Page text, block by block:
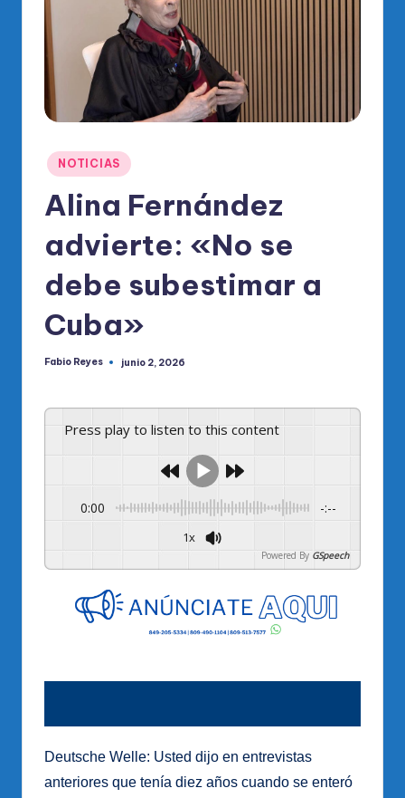
di
O
al
R
M
Publicado
en
NOTICIAS
Alina Fernández
advierte: «No se
debe subestimar a
Cuba»
Publicado
Fabio Reyes junio 2, 2026
Press play to listen to this content
0:00 -:--
1x
Powered By GSpeech
Deutsche Welle: Usted dijo en entrevistas
anteriores que tenía diez años cuando se enteró